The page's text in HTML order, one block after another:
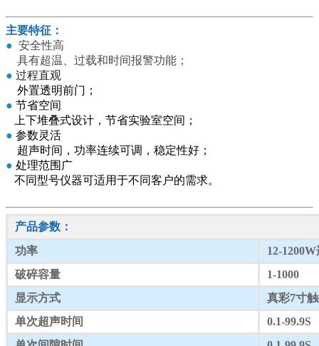
主要特征：
● 安全性高
具有超温、过载和时间报警功能；
● 过程直观
外置透明前门；
● 节省空间
上下堆叠式设计，节省实验室空间；
● 参数灵活
超声时间，功率连续可调，稳定性好；
● 处理范围广
不同型号仪器可适用于不同客户的需求。
产品参数：
功率
12-
破碎容量
1-1000
显示方式
真彩7寸
单次超声时间
0.1-99.9S